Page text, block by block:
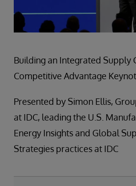
Building an Integrated Supply
Competitive Advantage
Presented by Simon Ellis,
at IDC, leading the U.S.
Energy Insights and Global
Strategies practices at IDC